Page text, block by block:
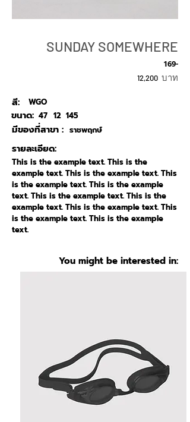
SUNDAY SOMEWHERE
169-
12,200 บาท
สี:
WGO
47
ขนาด: 12 145
ราชพฤกษ์
มีของที่สาขา :
รายละเอียด:
This is the example text. This is the
example text. This is the example text. This
is the example text. This is the example
text. This is the example text. This is the
example text. This is the example text. This
is the example text. This is the example
text.
You might be interested in: